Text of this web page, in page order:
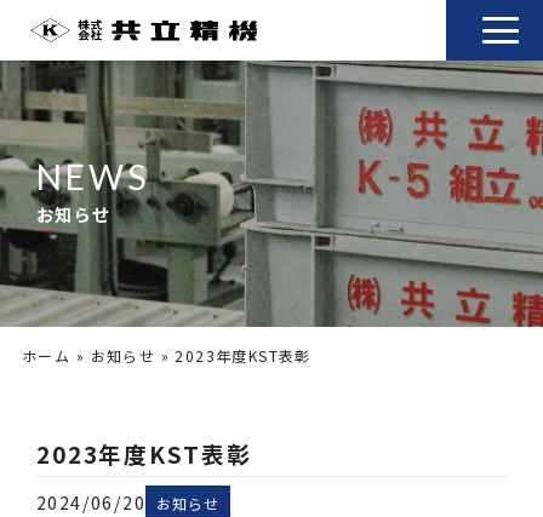
NEWS
お知らせ
ホーム » お知らせ » 2023年度KST表彰
2023年度KST表彰
2024/06/20 お知らせ